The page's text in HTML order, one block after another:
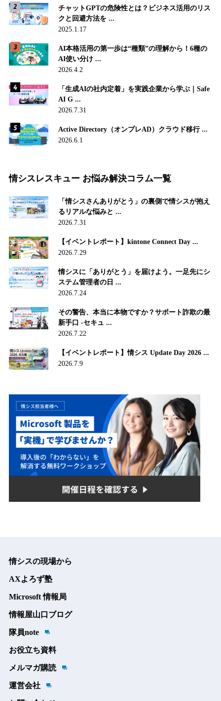
チャットGPTの危険性とは？ビジネス活用のリス
クと回避方法を ...
2025.1.17
AI本格活用の第一歩は“種類”の理解から！6種の
AI使い分け ...
2026.4.2
「生成AIの社内定着」を実践企業から学ぶ｜Safe
AI G ...
2026.7.31
Active Directory（オンプレAD）クラウド移行 ...
2026.6.1
情シスレスキュー お悩み解決コラム一覧
「情シスさんありがとう」の裏側で情シスが抱え
るリアルな悩みと ...
2026.7.31
【イベントレポート】kintone Connect Day ...
2026.7.29
情シスに「ありがとう」を届けよう。一足先にシ
ステム管理者の日 ...
2026.7.24
その警告、本当に本物ですか？サポート詐欺の最
新手口 -セキュ ...
2026.7.22
【イベントレポート】情シス Update Day 2026 ...
2026.7.9
情シスの現場から
AXよろず塾
Microsoft 情報局
情報屋山口ブログ
隊員note
お役立ち資料
メルマガ購読
運営会社